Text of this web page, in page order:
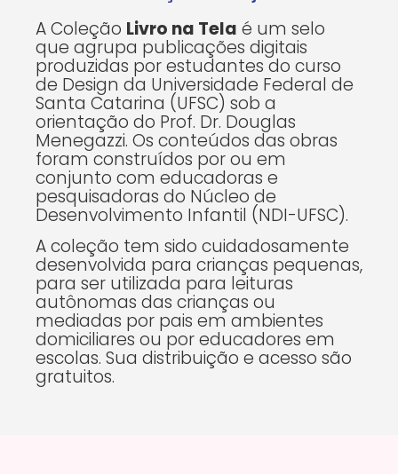
A Coleção Livro na Tela é um selo
que agrupa publicações digitais
produzidas por estudantes do curso
de Design da Universidade Federal de
Santa Catarina (UFSC) sob a
orientação do Prof. Dr. Douglas
Menegazzi. Os conteúdos das obras
foram construídos por ou em
conjunto com educadoras e
pesquisadoras do Núcleo de
Desenvolvimento Infantil (NDI-UFSC).
A coleção tem sido cuidadosamente
desenvolvida para crianças pequenas,
para ser utilizada para leituras
autônomas das crianças ou
mediadas por pais em ambientes
domiciliares ou por educadores em
escolas. Sua distribuição e acesso são
gratuitos.